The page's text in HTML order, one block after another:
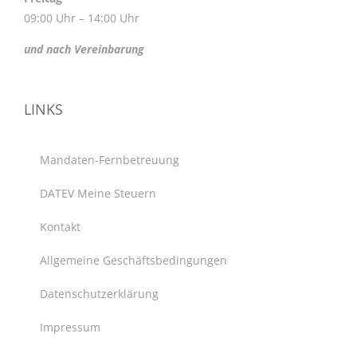
09:00 Uhr – 14:00 Uhr
und nach Vereinbarung
LINKS
Mandaten-Fernbetreuung
DATEV Meine Steuern
Kontakt
Allgemeine Geschäftsbedingungen
Datenschutzerklärung
Impressum